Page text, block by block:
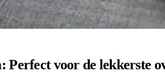
Perfect voor de lekkerste